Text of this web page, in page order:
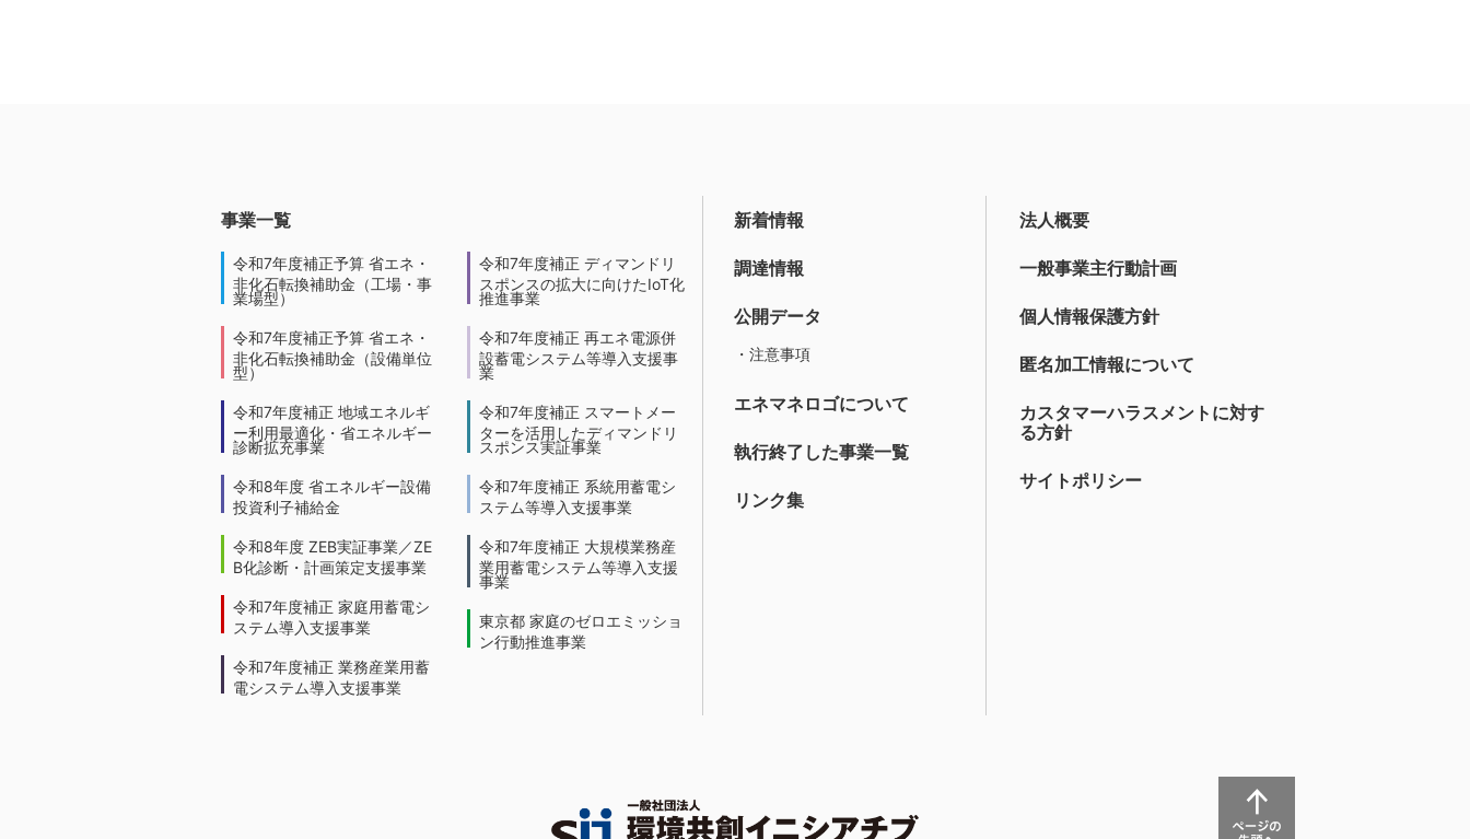
事業一覧
令和7年度補正予算 省エネ・
非化石転換補助金（工場・事
業場型）
令和7年度補正予算 省エネ・
非化石転換補助金（設備単位
型）
令和7年度補正 地域エネルギ
ー利用最適化・省エネルギー
診断拡充事業
令和8年度 省エネルギー設備
投資利子補給金
令和8年度 ZEB実証事業／ZE
B化診断・計画策定支援事業
令和7年度補正 家庭用蓄電シ
ステム導入支援事業
令和7年度補正 業務産業用蓄
電システム導入支援事業
令和7年度補正 ディマンドリ
スポンスの拡大に向けたIoT化
推進事業
令和7年度補正 再エネ電源併
設蓄電システム等導入支援事
業
令和7年度補正 スマートメー
ターを活用したディマンドリ
スポンス実証事業
令和7年度補正 系統用蓄電シ
ステム等導入支援事業
令和7年度補正 大規模業務産
業用蓄電システム等導入支援
事業
東京都 家庭のゼロエミッショ
ン行動推進事業
新着情報
調達情報
公開データ
・注意事項
エネマネロゴについて
執行終了した事業一覧
リンク集
法人概要
一般事業主行動計画
個人情報保護方針
匿名加工情報について
カスタマーハラスメントに対す
る方針
サイトポリシー